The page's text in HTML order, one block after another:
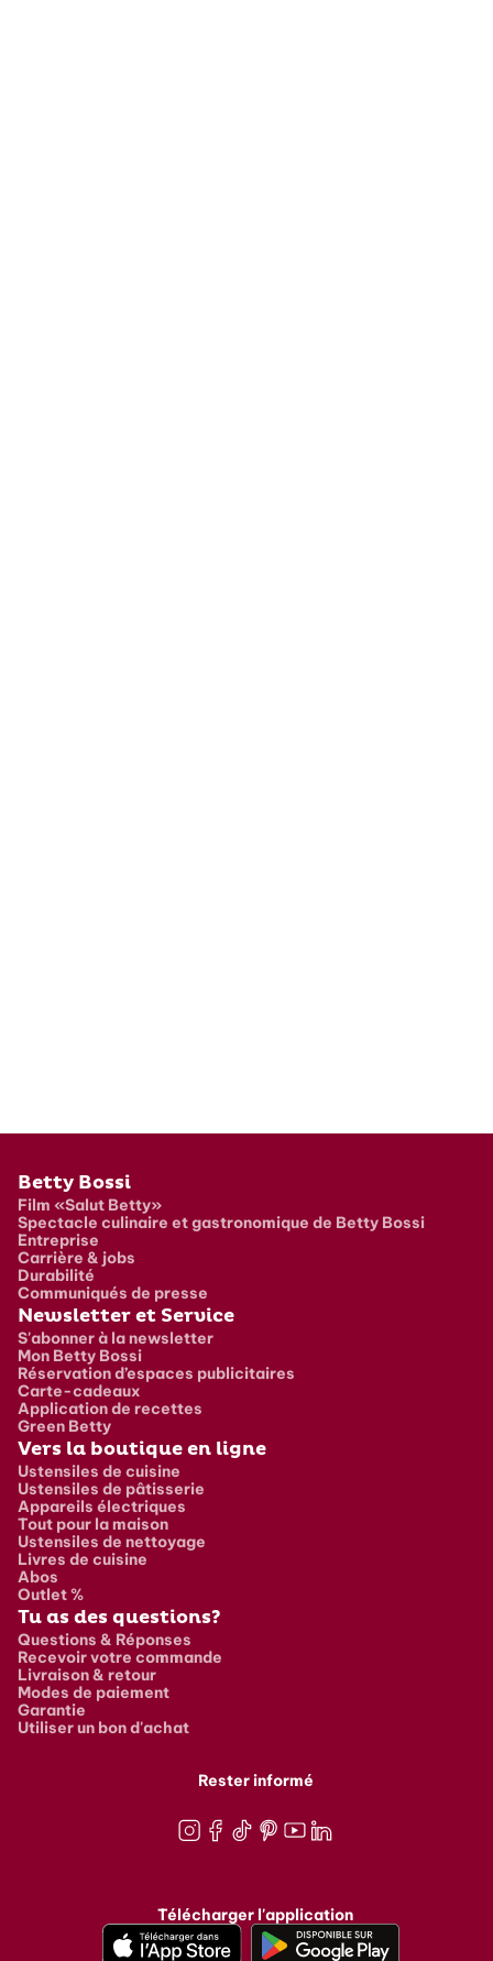
Pied de page
Betty Bossi
Film «Salut Betty»
Spectacle culinaire et gastronomique de Betty Bossi
Entreprise
Carrière & jobs
Durabilité
Communiqués de presse
Newsletter et Service
S'abonner à la newsletter
Mon Betty Bossi
Réservation d’espaces publicitaires
Carte-cadeaux
Application de recettes
Green Betty
Vers la boutique en ligne
Ustensiles de cuisine
Ustensiles de pâtisserie
Appareils électriques
Tout pour la maison
Ustensiles de nettoyage
Livres de cuisine
Abos
Outlet %
Tu as des questions?
Questions & Réponses
Recevoir votre commande
Livraison & retour
Modes de paiement
Garantie
Utiliser un bon d'achat
Rester informé
Télécharger l'application